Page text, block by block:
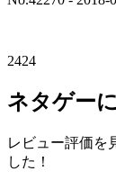
2424
ネタゲー
レビュー評価を
した！